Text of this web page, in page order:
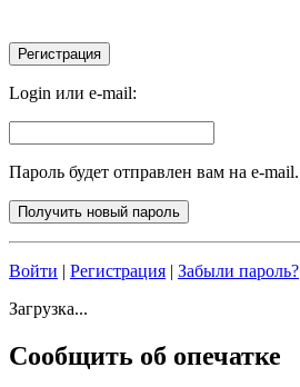
Login или e-mail:
Пароль будет отправлен вам на e-mail.
Войти | Регистрация | Забыли пароль?
Загрузка...
Сообщить об опечатке